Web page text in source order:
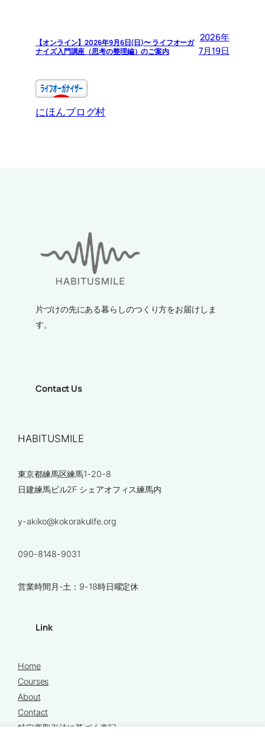
【オンライン】2026年9月6日(日)〜 ライフオーガ
ナイズ入門講座（思考の整理編）のご案内
2026年
7月19日
にほんブログ村
片づけの先にある暮らしのつくり方をお届けしま
す。
Contact Us
HABITUSMILE
東京都練馬区練馬1-20-8
日建練馬ビル2F シェアオフィス練馬内
y-akiko@kokorakulife.org
090-8148-9031
営業時間月-土：9-18時日曜定休
Link
Home
Courses
About
Contact
特定商取引法に基づく表記